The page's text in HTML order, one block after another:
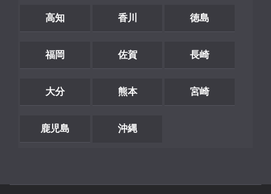
高知 香川 徳島
福岡 佐賀 長崎
大分 熊本 宮崎
鹿児島 沖縄